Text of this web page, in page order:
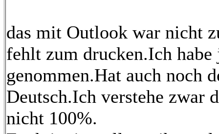
das mit Outlook war nicht
fehlt zum drucken.Ich
genommen.Hat auch noch
Deutsch.Ich verstehe zwar
nicht 100%.